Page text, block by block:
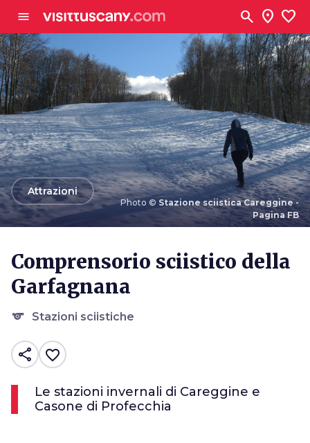
menu search location_on favorite
Photo © Stazione sciistica Careggine -
Pagina FB
arrow_backAttrazioni
Comprensorio sciistico della
Garfagnana
sports Stazioni sciistiche
share favorite_border
Le stazioni invernali di Careggine e
Casone di Profecchia